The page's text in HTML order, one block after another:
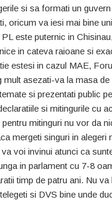
si sa formati un
oricum va iesi mai bine
este puternic in
in cateva raioane si
estesi in cazul MAE,
mult asezati-va la masa
si prezentati public
si mitingurile cu
mitinguri nu vor da
mergeti singuri in alegeri
voi invinui atunci ca
in parlament cu 7-8
timp de patru ani. Nu
si DVS bine unde